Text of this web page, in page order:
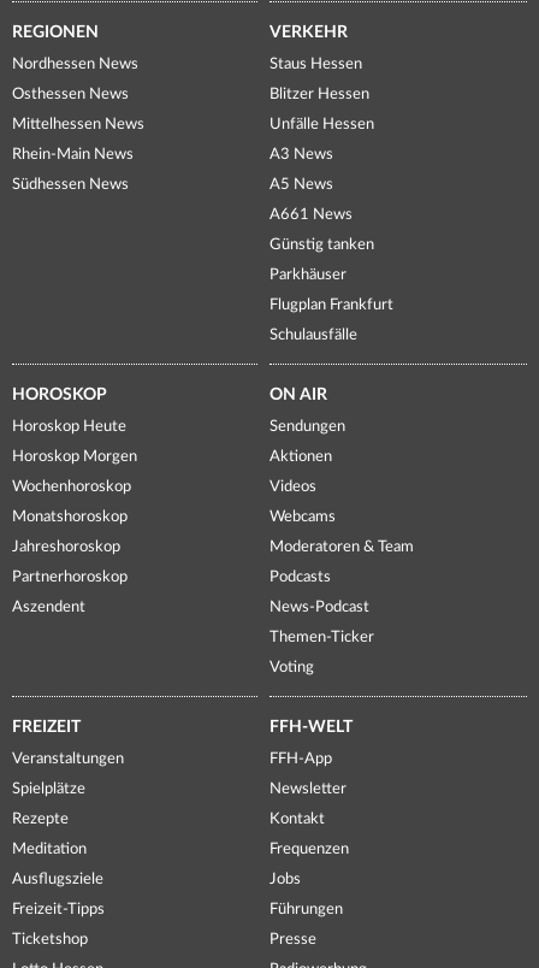
REGIONEN
Nordhessen News
Osthessen News
Mittelhessen News
Rhein-Main News
Südhessen News
VERKEHR
Staus Hessen
Blitzer Hessen
Unfälle Hessen
A3 News
A5 News
A661 News
Günstig tanken
Parkhäuser
Flugplan Frankfurt
Schulausfälle
HOROSKOP
Horoskop Heute
Horoskop Morgen
Wochenhoroskop
Monatshoroskop
Jahreshoroskop
Partnerhoroskop
Aszendent
ON AIR
Sendungen
Aktionen
Videos
Webcams
Moderatoren & Team
Podcasts
News-Podcast
Themen-Ticker
Voting
FREIZEIT
Veranstaltungen
Spielplätze
Rezepte
Meditation
Ausflugsziele
Freizeit-Tipps
Ticketshop
FFH-WELT
FFH-App
Newsletter
Kontakt
Frequenzen
Jobs
Führungen
Presse